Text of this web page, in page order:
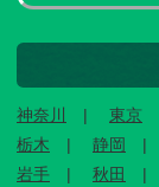
神奈川 東京
栃木
静岡
岩手
秋田